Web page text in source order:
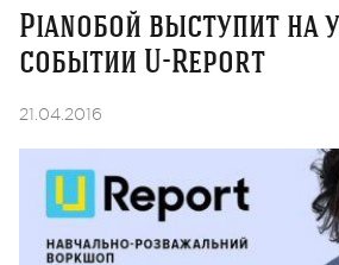
Pianoбой выступит на
событии U-Report
21.04.2016